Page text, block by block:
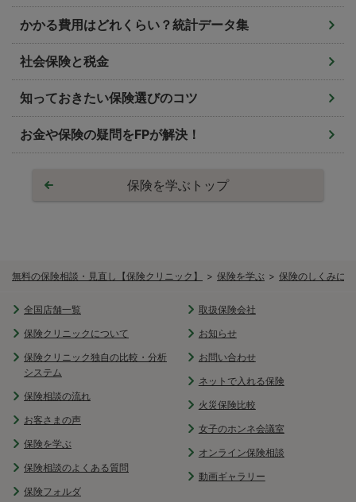
無料の保険相談・見直し【保険クリニック】 保険を学ぶ 保険のしくみに
かかる費用はどれくらい？統計データ集
社会保険と税金
知っておきたい保険選びのコツ
お金や保険の疑問をFPが解決！
保険を学ぶトップ
全国店舗一覧
保険クリニックについて
保険クリニック独自の比較・分析
システム
保険相談の流れ
お客さまの声
保険を学ぶ
保険相談のよくある質問
保険フォルダ
取扱保険会社
お知らせ
お問い合わせ
ネットで入れる保険
火災保険比較
女子のホンネ会議室
オンライン保険相談
動画ギャラリー